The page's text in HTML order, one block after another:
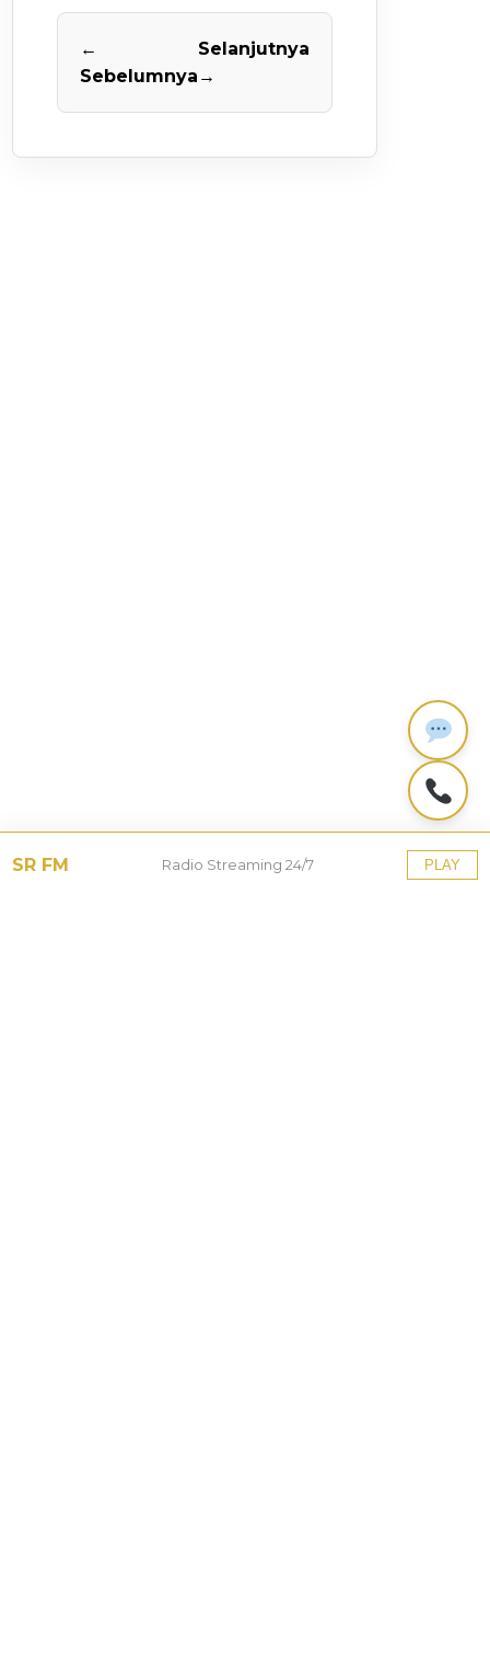
←
Sebelumnya
Selanjutnya
→
SR FM Radio Streaming 24/7 PLAY